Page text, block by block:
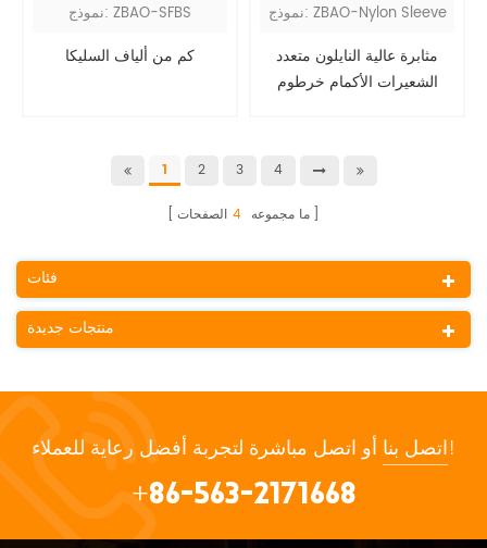
نموذج: ZBAO-SFBS
كم من ألياف السليكا
نموذج: ZBAO-Nylon Sleeve
مثابرة عالية النايلون متعدد
الشعيرات الأكمام خرطوم
1 2 3 4
ما مجموعه 4 الصفحات
فئات
منتجات جديدة
اتصل بناأو اتصل مباشرة لتجربة أفضل رعاية للعملاء!
+86-563-2171668